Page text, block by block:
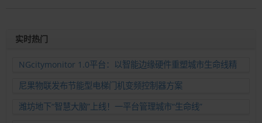
实时热门
NGcitymonitor 1.0平台：以智能边缘硬件重塑城市生命线精
尼果物联发布节能型电梯门机变频控制器方案
潍坊地下“智慧大脑”上线！一平台管理城市“生命线”